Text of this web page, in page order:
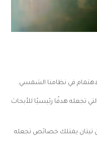
للاهتمام في نظامنا الشمسي.
تجعله هدفًا رئيسيًا للأبحاث
تيتان يمتلك خصائص تجعله